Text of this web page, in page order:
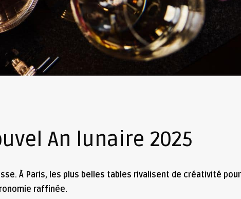
An lunaire 2025
À Paris, les plus belles tables rivalisent de créativité pour
raffinée.